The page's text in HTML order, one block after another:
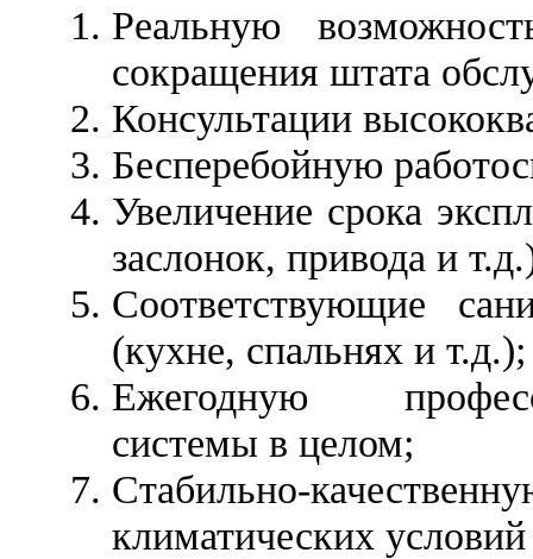
Реальную
сокращения штата
Консультации
Бесперебойную
Увеличение срока
заслонок, привода и
Соответствующие
(кухне, спальнях и т.д.);
Ежегодную
системы в целом;
Стабильно-
климатических